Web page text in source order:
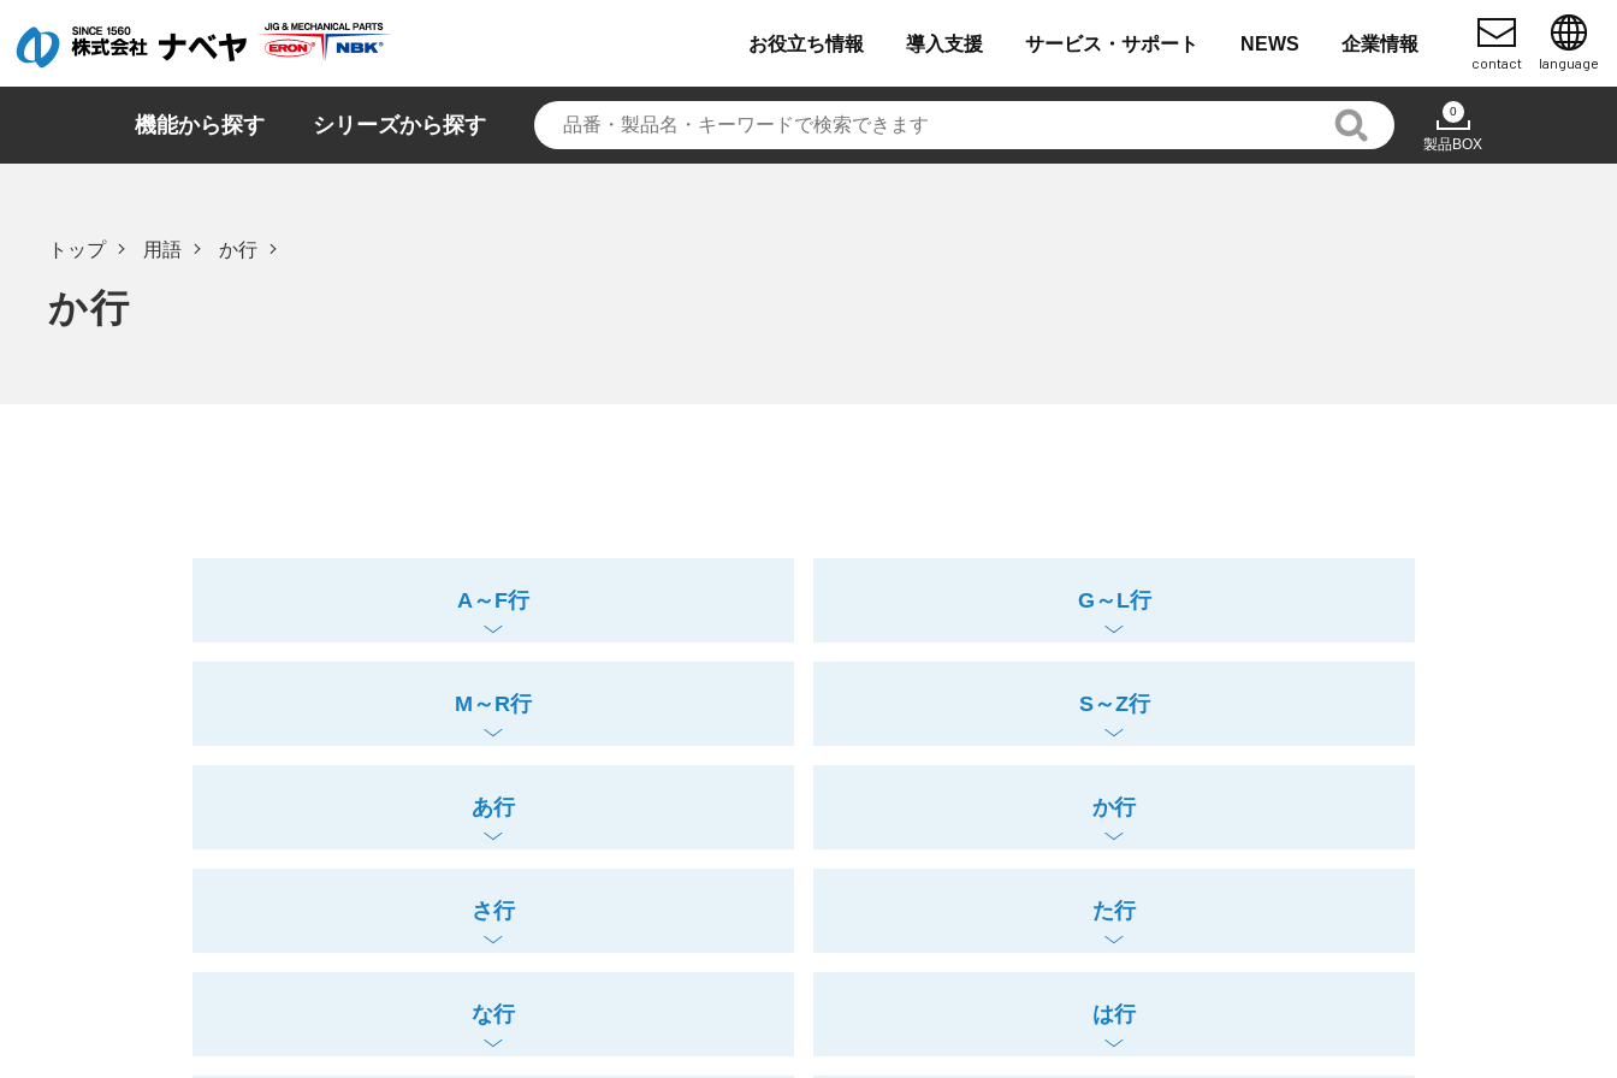
お役立ち情報 導入支援 サービス・ サポート NEWS 企業情報
contact language
機能から探す シリーズから探す
0
製品BOX
トップ 用語 か行
か行
A～F行 G～L行
M～R行 S～Z行
あ行 か行
さ行 た行
な行 は行